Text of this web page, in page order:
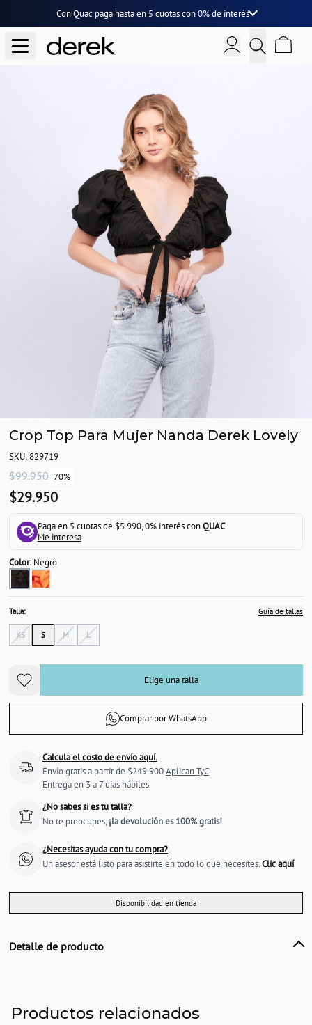
Con Quac paga hasta en 5 cuotascon0% de interés
Crop Top Para Mujer Nanda Derek Lovely
SKU: 829719
$99.950 70%
$29.950
Paga en 5 cuotas de $5.990, 0% interés conQUAC.
Me interesa
Color:Negro
Talla: Guía de tallas
XS S M L
Elige una talla
Comprar por WhatsApp
Calcula el costo de envío aquí.
Envío gratis a partir de $249.900Aplican TyC.
Entrega en 3 a 7 días hábiles.
¿No sabes si es tu talla?
No te preocupes, ¡la devolución es 100% gratis!
¿Necesitas ayuda con tu compra?
Un asesor está listo para asistirte en todo lo que necesites.Clic aquí
Disponibilidad en tienda
Detalle de producto
COLOMBIA
Productos relacionados